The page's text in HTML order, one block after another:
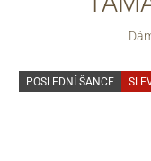
Zapomenuté heslo
POSLEDNÍ ŠANCE